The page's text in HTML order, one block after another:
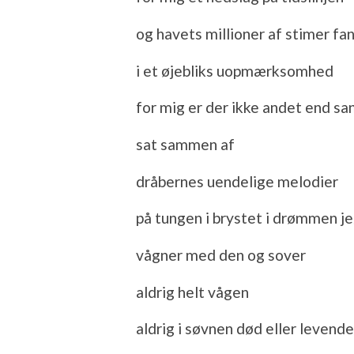
og havets millioner af stimer
i et øjebliks uopmærksomhed
for mig er der ikke andet end
sat sammen af
dråbernes uendelige melodier
på tungen i brystet i drømmen
vågner med den og sover
aldrig helt vågen
aldrig i søvnen død eller levende